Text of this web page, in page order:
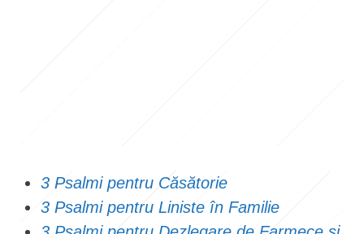
3 Psalmi pentru Căsătorie
3 Psalmi pentru Liniste în Familie